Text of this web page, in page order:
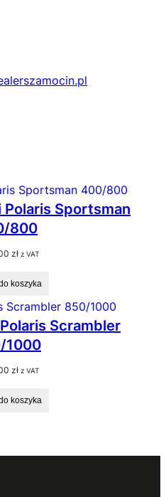
Sportsman
800
zł z VAT
koszyka
Scrambler
1000
zł z VAT
koszyka